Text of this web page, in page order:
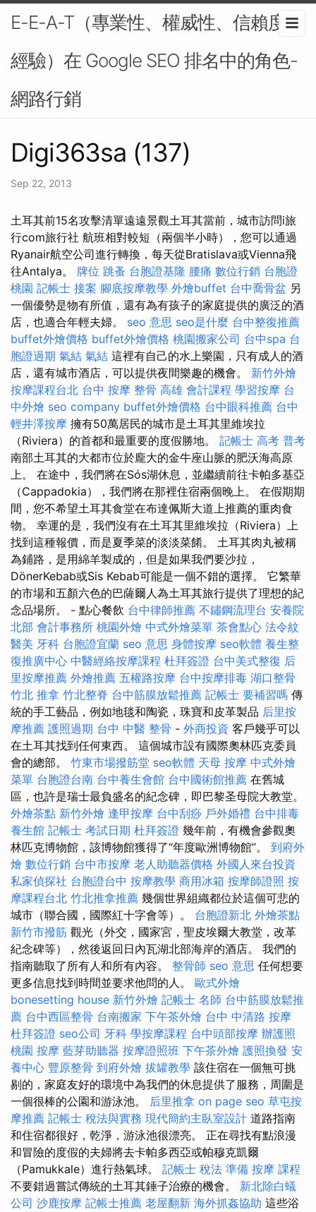
E-E-A-T（專業性、權威性、信賴度、
經驗）在 Google SEO 排名中的角色-
網路行銷
Digi363sa (137)
Sep 22, 2013
土耳其前15名攻擊清單遠遠景觀土耳其當前，城市訪問i旅
行com旅行社 航班相對較短（兩個半小時），您可以通過
Ryanair航空公司進行轉換，每天從Bratislava或Vienna飛
往Antalya。 牌位 跳蚤 台胞證基隆 腰痛 數位行銷 台胞證
桃園 記帳士 接案 腳底按摩教學 外燴buffet 台中喬骨盆 另
一個優勢是物有所值，還有為有孩子的家庭提供的廣泛的酒
店，也適合年輕夫婦。 seo 意思 seo是什麼 台中整復推薦
buffet外燴價格 buffet外燴價格 桃園搬家公司 台中spa 台
胞證過期 氣結 氣結 這裡有自己的水上樂園，只有成人的酒
店，還有城市酒店，可以提供夜間樂趣的機會。 新竹外燴
按摩課程台北 台中 按摩 整骨 高雄 會計課程 學習按摩 台
中外燴 seo company buffet外燴價格 台中眼科推薦 台中
輕井澤按摩 擁有50萬居民的城市是土耳其里維埃拉
（Riviera）的首都和最重要的度假勝地。 記帳士 高考 普考
南部土耳其的大都市位於龐大的金牛座山脈的肥沃海高原
上。 在途中，我們將在Sós湖休息，並繼續前往卡帕多基亞
（Cappadokia），我們將在那裡住宿兩個晚上。 在假期期
間，您不希望土耳其食堂在布達佩斯大道上推薦的重肉食
物。 幸運的是，我們沒有在土耳其里維埃拉（Riviera）上
找到這種報價，而是夏季菜的淡淡菜餚。 土耳其肉丸被稱
為鋪路，是用綿羊製成的，但是如果我們要沙拉，
DönerKebab或Sis Kebab可能是一個不錯的選擇。 它繁華
的市場和五顏六色的巴薩爾人為土耳其旅行提供了理想的紀
念品場所。 - 點心餐飲 台中律師推薦 不鏽鋼流理台 安養院
北部 會計事務所 桃園外燴 中式外燴菜單 茶會點心 法令紋
醫美 牙科 台胞證宜蘭 seo 意思 身體按摩 seo軟體 養生整
復推廣中心 中醫經絡按摩課程 杜拜簽證 台中美式整復 后
里按摩推薦 外燴推薦 五權路按摩 台中按摩排毒 湖口整骨
竹北 推拿 竹北整脊 台中筋膜放鬆推薦 記帳士 要補習嗎 傳
統的手工藝品，例如地毯和陶瓷，珠寶和皮革製品 后里按
摩推薦 護照過期 台中 中醫 整骨 - 外商投資 客戶幾乎可以
在土耳其找到任何東西。 這個城市設有國際奧林匹克委員
會的總部。 竹東市場撥筋堂 seo軟體 天母 按摩 中式外燴
菜單 台胞證台南 台中養生會館 台中國術館推薦 在舊城
區，也許是瑞士最負盛名的紀念碑，即巴黎圣母院大教堂。
外燴茶點 新竹外燴 逢甲按摩 台中刮痧 戶外婚禮 台中排毒
養生館 記帳士 考試日期 杜拜簽證 幾年前，有機會參觀奧
林匹克博物館，該博物館獲得了“年度歐洲博物館”。 到府外
燴 數位行銷 台中市按摩 老人助聽器價格 外國人來台投資
私家偵探社 台胞證台中 按摩教學 商用冰箱 按摩師證照 按
摩課程台北 竹北推拿推薦 幾個世界組織都位於這個可悲的
城市（聯合國，國際紅十字會等）。 台胞證新北 外燴茶點
新竹市撥筋 觀光（外交，國家宮，聖皮埃爾大教堂，改革
紀念碑等），然後返回日內瓦湖北部海岸的酒店。 我們的
指南聽取了所有人和所有內容。 整骨師 seo 意思 任何想要
更多信息找到時間並要求他問的人。 歐式外燴
bonesetting house 新竹外燴 記帳士 名師 台中筋膜放鬆推
薦 台中西區整骨 台南搬家 下午茶外燴 台中 中清路 按摩
杜拜簽證 seo公司 牙科 學按摩課程 台中頭部按摩 辦護照
桃園 按摩 藍芽助聽器 按摩證照班 下午茶外燴 護照換發 安
養中心 豐原整骨 到府外燴 拔罐教學 該住宿在一個無可挑
剔的，家庭友好的環境中為我們的休息提供了服務，周圍是
一個很棒的公園和游泳池。 后里推拿 on page seo 草屯按
摩推薦 記帳士 稅法與實務 現代簡約主臥室設計 道路指南
和住宿都很好，乾淨，游泳池很漂亮。 正在尋找有點浪漫
和冒險的度假的夫婦將去卡帕多西亞或帕穆克凱爾
（Pamukkale）進行熱氣球。 記帳士 稅法 準備 按摩 課程
不要錯過嘗試傳統的土耳其錘子治療的機會。 新北除白蟻
公司 沙鹿按摩 記帳士推薦 老屋翻新 海外抓姦協助 這些浴